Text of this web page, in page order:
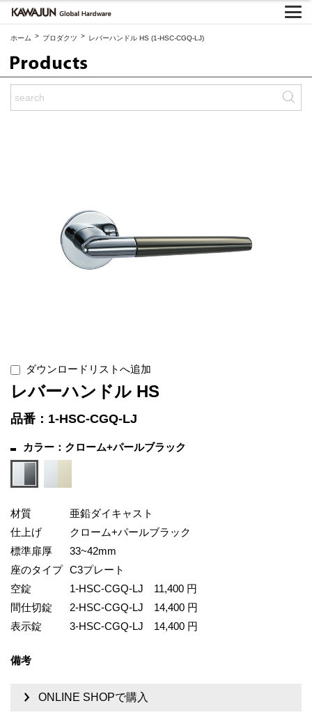
ホーム > プロダクツ > レバーハンドル HS (1-HSC-CGQ-LJ)
ダウンロードリストへ追加
レバーハンドル HS
品番：1-HSC-CGQ-LJ
カラー：クローム+パールブラック
材質
亜鉛ダイキャスト
仕上げ
クローム+パールブラック
標準扉厚
33~42mm
座のタイプ C3プレート
空錠
1-HSC-CGQ-LJ
11,400 円
間仕切錠
2-HSC-CGQ-LJ
14,400 円
表示錠
3-HSC-CGQ-LJ 14,400 円
備考
ONLINE SHOPで購入